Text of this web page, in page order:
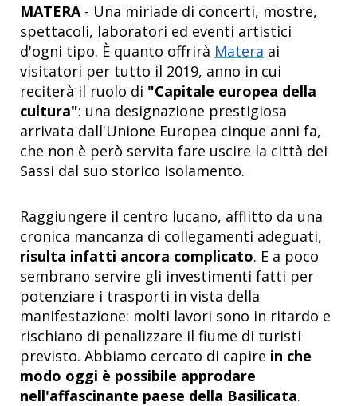
MATERA - Una miriade di concerti, mostre,
spettacoli, laboratori ed eventi artistici
d'ogni tipo. È quanto offrirà Matera ai
visitatori per tutto il 2019, anno in cui
reciterà il ruolo di "Capitale europea della
cultura": una designazione prestigiosa
arrivata dall'Unione Europea cinque anni fa,
che non è però servita fare uscire la città dei
Sassi dal suo storico isolamento.
Raggiungere il centro lucano, afflitto da una
cronica mancanza di collegamenti adeguati,
risulta infatti ancora complicato. E a poco
sembrano servire gli investimenti fatti per
potenziare i trasporti in vista della
manifestazione: molti lavori sono in ritardo e
rischiano di penalizzare il fiume di turisti
previsto. Abbiamo cercato di capire in che
modo oggi è possibile approdare
nell'affascinante paese della Basilicata.